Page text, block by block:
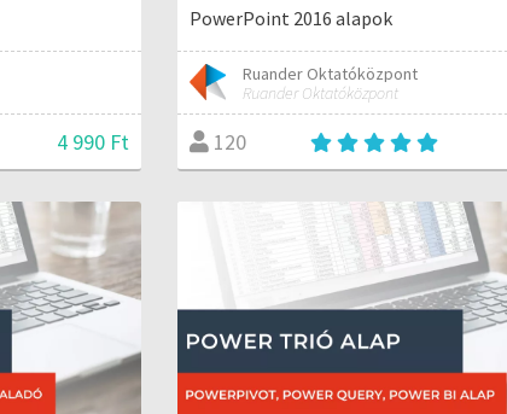
4 990 Ft
PowerPoint 2016 alapok
Ruander Oktatóközpont
Ruander Oktatóközpont
120